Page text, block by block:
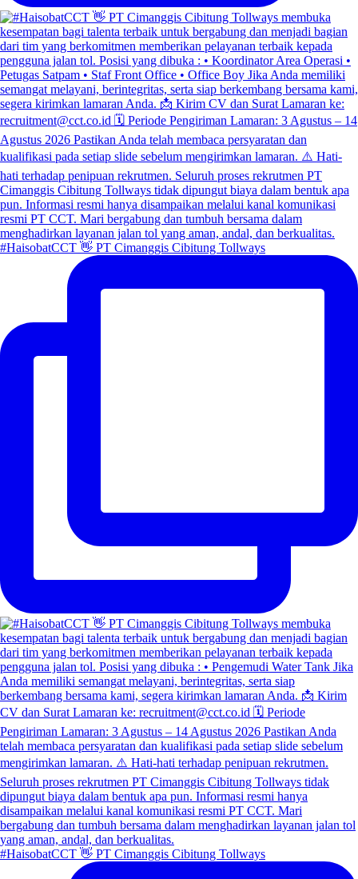
#HaisobatCCT 👋 PT Cimanggis Cibitung Tollways
#HaisobatCCT 👋 PT Cimanggis Cibitung Tollways